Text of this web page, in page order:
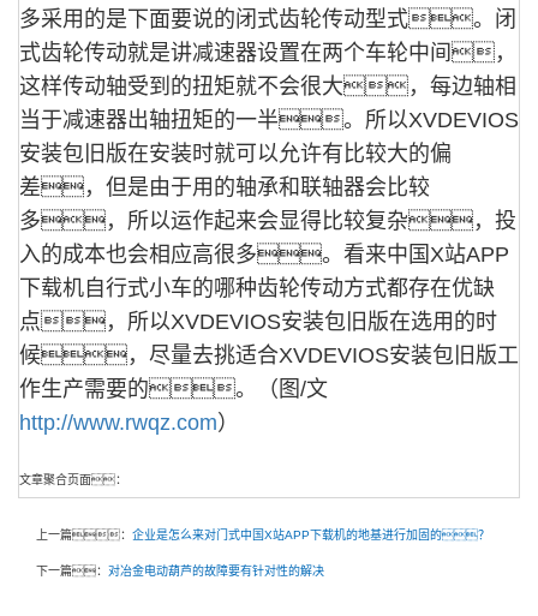
多采用的是下面要说的闭式齿轮传动型式。 闭
式齿轮传动就是讲减速器设置在两个车轮中间，
这样传动轴受到的扭矩就不会很大，每边轴相
当于减速器出轴扭矩的一半。所以XVDEVIOS
安装包旧版在安装时就可以允许有比较大的偏
差，但是由于用的轴承和联轴器会比较
多，所以运作起来会显得比较复杂，投
入的成本也会相应高很多。 看来中国X站APP
下载机自行式小车的哪种齿轮传动方式都存在优缺
点，所以XVDEVIOS安装包旧版在选用的时
候，尽量去挑适合XVDEVIOS安装包旧版工
作生产需要的。（图/文
http://www.rwqz.com）
文章聚合页面：
上一篇： 企业是怎么来对门式中国X站APP下载机的地基进行加固的？
下一篇： 对冶金电动葫芦的故障要有针对性的解决